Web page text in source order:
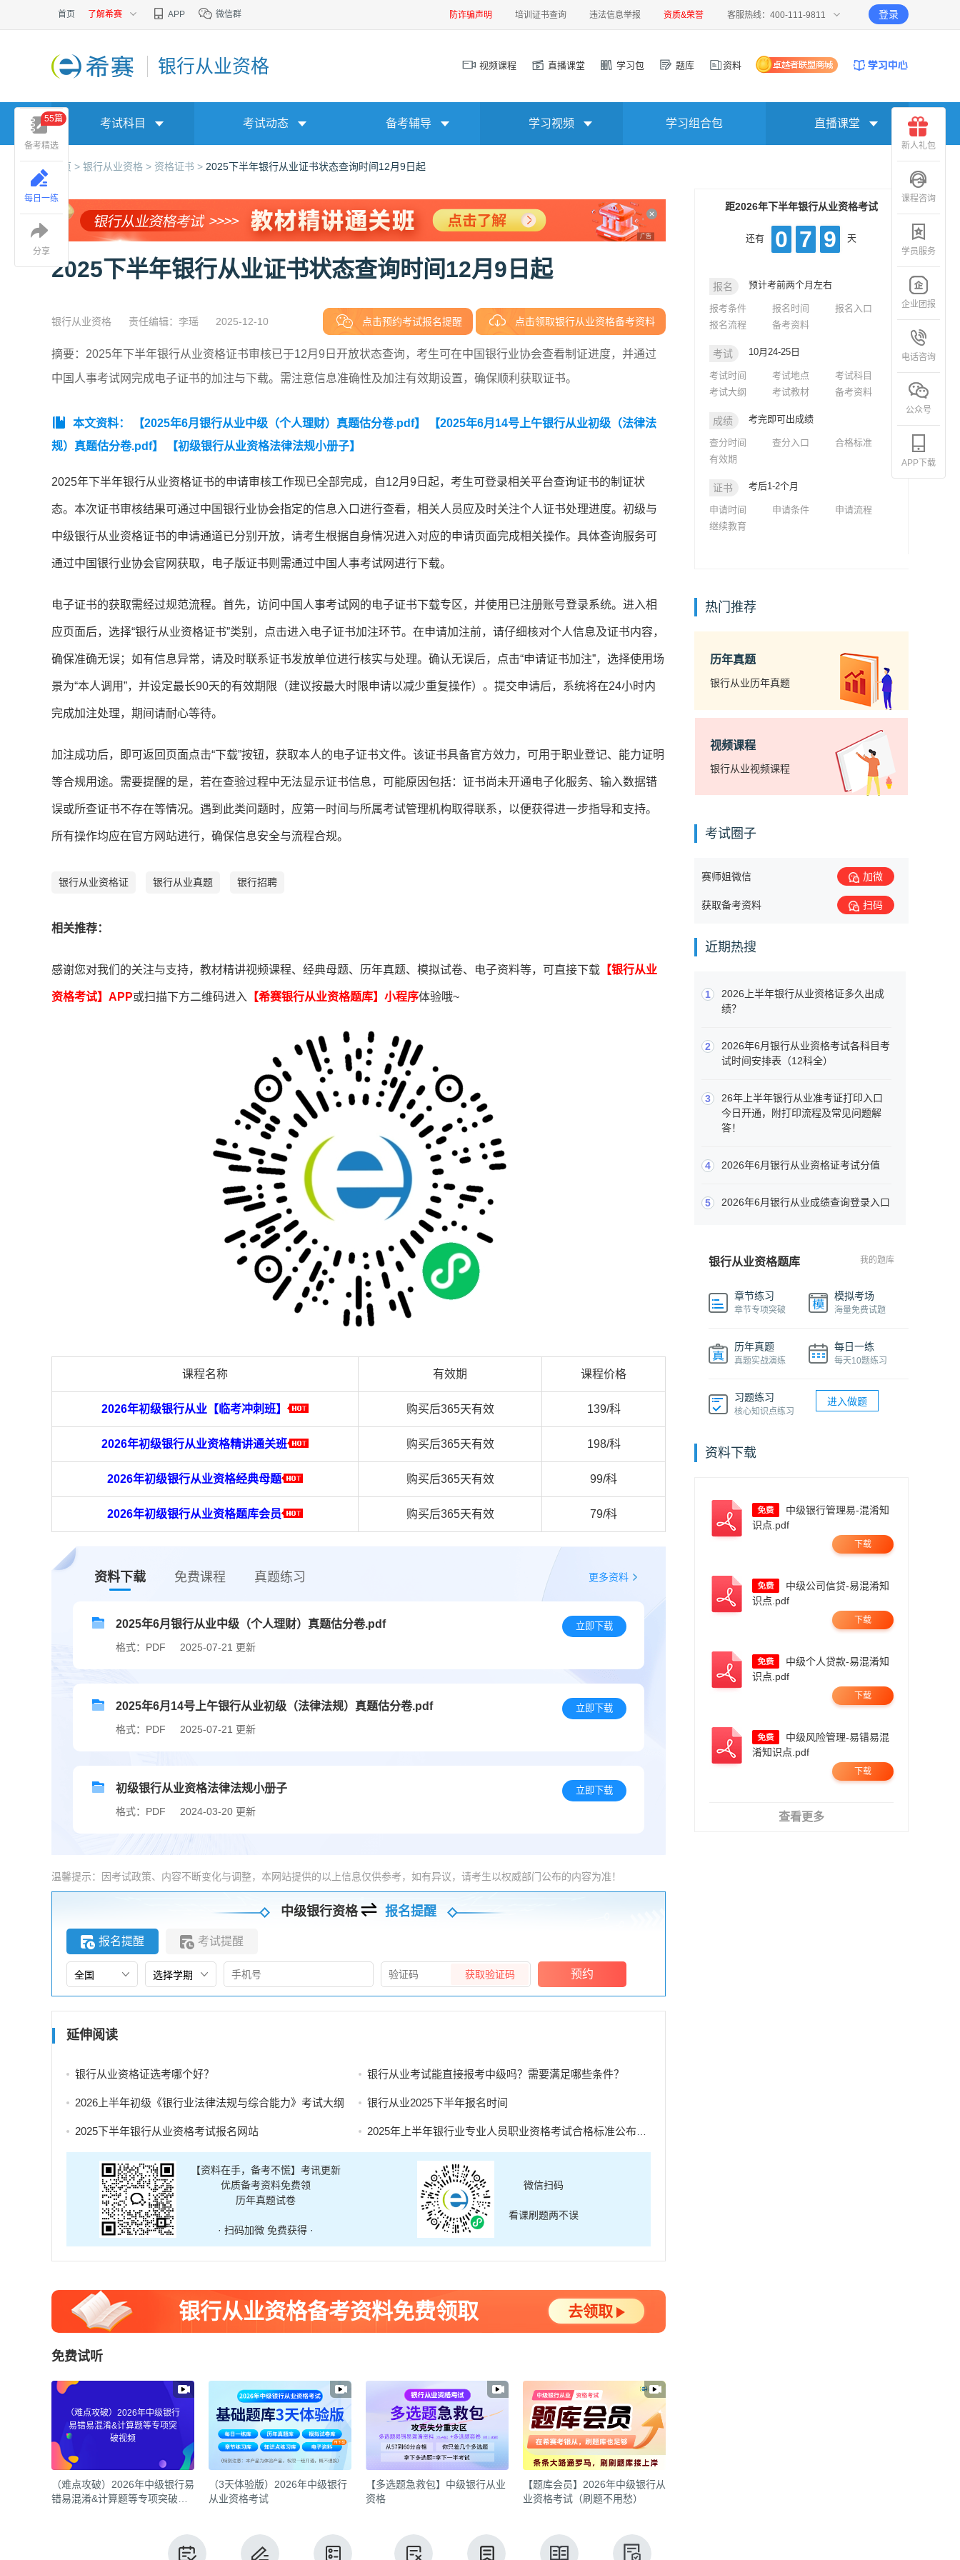
首页 了解希赛 APP 微信群 防诈骗声明 培训证书查询 违法信息举报 资质&荣誉 客服热线：400-111-9811 登录
银行从业资格 视频课程 直播课堂 学习包 题库 资料
考试科目 考试动态 备考辅导 学习视频 学习组合包 直播课堂
首页 > 银行从业资格 > 资格证书 > 2025下半年银行从业证书状态查询时间12月9日起
广告
2025下半年银行从业证书状态查询时间12月9日起
银行从业资格 责任编辑：李瑶 2025-12-10 点击预约考试报名提醒 点击领取银行从业资格备考资料
摘要：2025年下半年银行从业资格证书审核已于12月9日开放状态查询，考生可在中国银行业协会查看制证进度，并通过
中国人事考试网完成电子证书的加注与下载。需注意信息准确性及加注有效期设置，确保顺利获取证书。
本文资料： 【2025年6月银行从业中级（个人理财）真题估分卷.pdf】
【2025年6月14号上午银行从业初级（法律法
规）真题估分卷.pdf】
【初级银行从业资格法律法规小册子】
2025年下半年银行从业资格证书的申请审核工作现已全部完成，自12月9日起，考生可登录相关平台查询证书的制证状
态。本次证书审核结果可通过中国银行业协会指定的信息入口进行查看，相关人员应及时关注个人证书处理进度。初级与
中级银行从业资格证书的申请通道已分别开放，请考生根据自身情况进入对应的申请页面完成相关操作。具体查询服务可
通过中国银行业协会官网获取，电子版证书则需通过中国人事考试网进行下载。
电子证书的获取需经过规范流程。首先，访问中国人事考试网的电子证书下载专区，并使用已注册账号登录系统。进入相
应页面后，选择“银行从业资格证书”类别，点击进入电子证书加注环节。在申请加注前，请仔细核对个人信息及证书内容，
确保准确无误；如有信息异常，请及时联系证书发放单位进行核实与处理。确认无误后，点击“申请证书加注”，选择使用场
景为“本人调用”，并设定最长90天的有效期限（建议按最大时限申请以减少重复操作）。提交申请后，系统将在24小时内
完成加注处理，期间请耐心等待。
加注成功后，即可返回页面点击“下载”按钮，获取本人的电子证书文件。该证书具备官方效力，可用于职业登记、能力证明
等合规用途。需要提醒的是，若在查验过程中无法显示证书信息，可能原因包括：证书尚未开通电子化服务、输入数据错
误或所查证书不存在等情况。遇到此类问题时，应第一时间与所属考试管理机构取得联系，以便获得进一步指导和支持。
所有操作均应在官方网站进行，确保信息安全与流程合规。
银行从业资格证 银行从业真题 银行招聘
相关推荐：
感谢您对我们的关注与支持，教材精讲视频课程、经典母题、历年真题、模拟试卷、电子资料等，可直接下载 【银行从业
资格考试】APP或扫描下方二维码进入 【希赛银行从业资格题库】小程序体验哦~
课程名称 有效期 课程价格
2026年初级银行从业【临考冲刺班】 购买后365天有效 139/科
2026年初级银行从业资格精讲通关班 购买后365天有效 198/科
2026年初级银行从业资格经典母题 购买后365天有效 99/科
2026年初级银行从业资格题库会员 购买后365天有效 79/科
资料下载 免费课程 真题练习 更多资料
2025年6月银行从业中级（个人理财）真题估分卷.pdf
格式：PDF 2025-07-21 更新
立即下载
2025年6月14号上午银行从业初级（法律法规）真题估分卷.pdf
格式：PDF 2025-07-21 更新
立即下载
初级银行从业资格法律法规小册子
格式：PDF 2024-03-20 更新
立即下载
温馨提示：因考试政策、内容不断变化与调整，本网站提供的以上信息仅供参考，如有异议，请考生以权威部门公布的内容为准！
中级银行资格 报名提醒
报名提醒 考试提醒
获取验证码 预约
延伸阅读
银行从业资格证选考哪个好？ 银行从业考试能直接报考中级吗？需要满足哪些条件？
2026上半年初级《银行业法律法规与综合能力》考试大纲 银行从业2025下半年报名时间
2025下半年银行从业资格考试报名网站 2025年上半年银行业专业人员职业资格考试合格标准公布及证书申请的公告
【资料在手，备考不慌】考讯更新
优质备考资料免费领
历年真题试卷
· 扫码加微 免费获得 ·
微信扫码
看课刷题两不误
银行从业资格备考资料免费领取 去领取
免费试听
（难点攻破）2026年中级银行
易错易混淆&计算题等专项突
破视频
（难点攻破）2026年中级银行易
错易混淆&计算题等专项突破视
（3天体验版）2026年中级银行
从业资格考试
【多选题急救包】中级银行从业
资格
【题库会员】2026年中级银行从
业资格考试（刷题不用愁）
距2026年下半年银行从业资格考试
还有 0 7 9 天
报名 预计考前两个月左右
报考条件 报名时间
报名入口
报名流程
备考资料
考试 10月24-25日
考试时间 考试地点
考试科目
考试大纲
考试教材 备考资料
成绩 考完即可出成绩
查分时间 查分入口
合格标准
有效期
证书 考后1-2个月
申请时间 申请条件
申请流程
继续教育
热门推荐
历年真题
银行从业历年真题
视频课程
银行从业视频课程
考试圈子
赛师姐微信 加微
获取备考资料 扫码
近期热搜
1
2026上半年银行从业资格证多久出成
绩？
2
2026年6月银行从业资格考试各科目考
试时间安排表（12科全）
3
26年上半年银行从业准考证打印入口
今日开通，附打印流程及常见问题解
答！
4 2026年6月银行从业资格证考试分值
5 2026年6月银行从业成绩查询登录入口
银行从业资格题库 我的题库
章节练习
章节专项突破
模拟考场
海量免费试题
历年真题
真题实战演练
每日一练
每天10题练习
习题练习
核心知识点练习
进入做题
资料下载
识点.pdf
下载
识点.pdf
下载
识点.pdf
下载
淆知识点.pdf
下载
查看更多
备考精选
55篇
每日一练
分享
新人礼包
课程咨询
学员服务
企业团报
电话咨询
公众号
APP下载